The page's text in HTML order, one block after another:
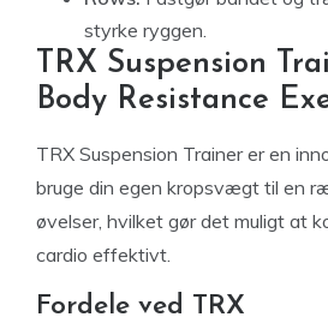
styrke ryggen.
TRX Suspension
Body Resistance
TRX Suspension Trainer er en
bruge din egen kropsvægt til en
øvelser, hvilket gør det muligt at
cardio effektivt.
Fordele ved TRX